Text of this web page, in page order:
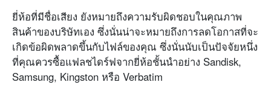
ยี่ห้อที่มีชื่อเสียง ยังหมายถึงความรับผิดชอบในคุณภาพ
สินค้าของบริษัทเอง ซึ่งนั่นน่าจะหมายถึงการลดโอกาสที่จะ
เกิดข้อผิดพลาดขึ้นกับไฟล์ของคุณ ซึ่งนั่นนับเป็นปัจจัยหนึ่ง
ที่คุณควรซื้อแฟลชไดร์ฟจากยี่ห้อชั้นนำอย่าง Sandisk,
Samsung, Kingston หรือ Verbatim